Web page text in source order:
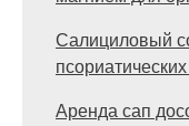
Салициловый
Аренда сап